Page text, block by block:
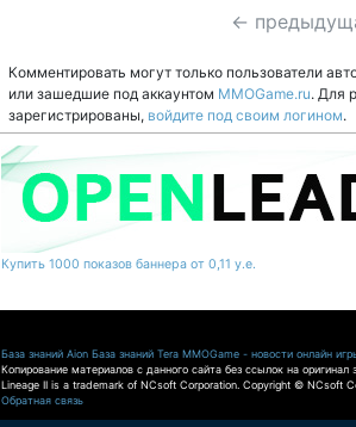
←
Комментировать могут только пользователи
или зашедшие под аккаунтом MMOGame.ru. Для
зарегистрированы, войдите под своим логином.
Купить 1000 показов баннера от 0,11 у.е.
База знаний Aion База знаний Tera MMOGame - новости онлайн
Копирование материалов с данного сайта без ссылок на оригинал
Lineage II is a trademark of NCsoft Corporation. Copyright © NCsoft
Обратная связь